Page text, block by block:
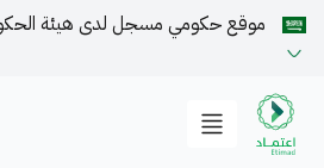
موقع حكومي مسجل لدى هيئة